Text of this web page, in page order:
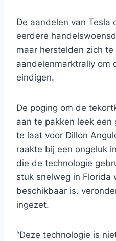
De aandelen van Tesla
eerdere
maar herstelden zich
aandelenmarktrally om
eindigen.
De poging om de
aan te pakken leek
te laat voor Dillon
raakte bij een ongeluk
die de technologie
stuk snelweg in
beschikbaar is.
ingezet.
“Deze technologie is